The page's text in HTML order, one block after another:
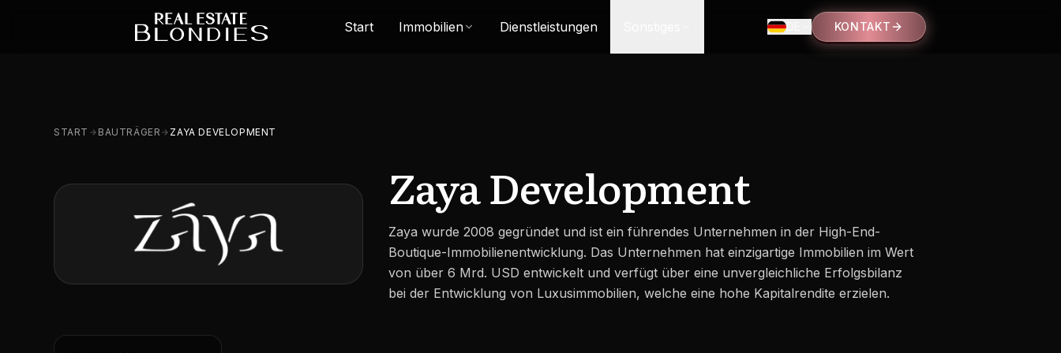
Start Immobilien Dienstleistungen DE KONTAKT
START BAUTRÄGER ZAYA DEVELOPMENT
Zaya Development
Zaya wurde 2008 gegründet und ist ein führendes Unternehmen in der High-End-
Boutique-Immobilienentwicklung. Das Unternehmen hat einzigartige Immobilien im Wert
von über 6 Mrd. USD entwickelt und verfügt über eine unvergleichliche Erfolgsbilanz
bei der Entwicklung von Luxusimmobilien, welche eine hohe Kapitalrendite erzielen.